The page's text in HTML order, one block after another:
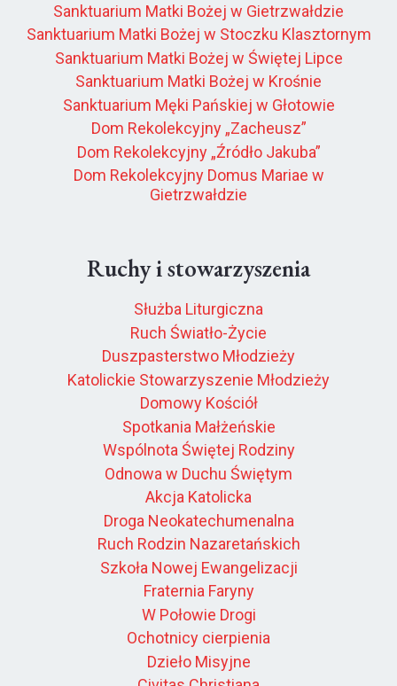
Sanktuarium Matki Bożej w Gietrzwałdzie
Sanktuarium Matki Bożej w Stoczku Klasztornym
Sanktuarium Matki Bożej w Świętej Lipce
Sanktuarium Matki Bożej w Krośnie
Sanktuarium Męki Pańskiej w Głotowie
Dom Rekolekcyjny „Zacheusz”
Dom Rekolekcyjny „Źródło Jakuba”
Dom Rekolekcyjny Domus Mariae w
Gietrzwałdzie
Ruchy i stowarzyszenia
Służba Liturgiczna
Ruch Światło-Życie
Duszpasterstwo Młodzieży
Katolickie Stowarzyszenie Młodzieży
Domowy Kościół
Spotkania Małżeńskie
Wspólnota Świętej Rodziny
Odnowa w Duchu Świętym
Akcja Katolicka
Droga Neokatechumenalna
Ruch Rodzin Nazaretańskich
Szkoła Nowej Ewangelizacji
Fraternia Faryny
W Połowie Drogi
Ochotnicy cierpienia
Dzieło Misyjne